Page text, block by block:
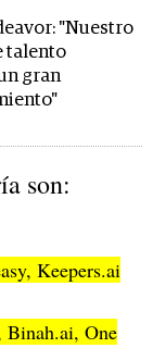
"Nuestro
talento
gran
son:
Keepers.ai
Binah.ai, One